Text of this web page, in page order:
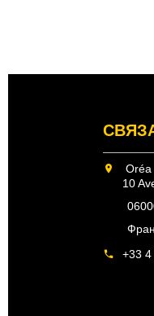
Oréa
10
+33 4